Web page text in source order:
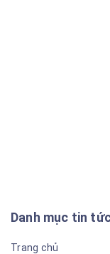
Danh mục tin
Trang chủ